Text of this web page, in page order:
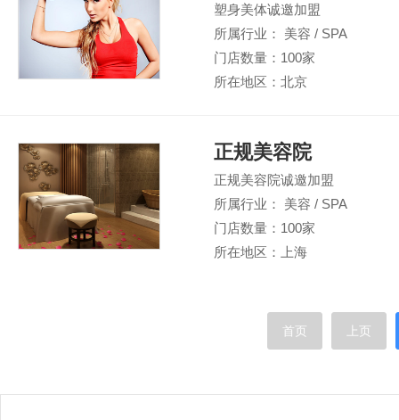
塑身美体诚邀加盟
所属行业： 美容 / SPA
门店数量：100家
所在地区：北京
正规美容院
正规美容院诚邀加盟
所属行业： 美容 / SPA
门店数量：100家
所在地区：上海
首页 上页